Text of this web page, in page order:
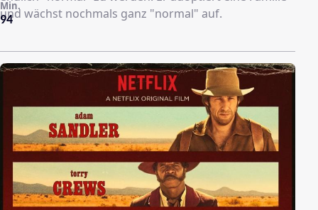
und wächst nochmals ganz "normal" auf.
94
Min.